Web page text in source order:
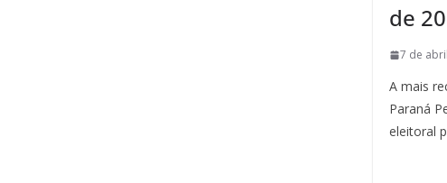
de
7 de
A mais
Paraná
eleitoral